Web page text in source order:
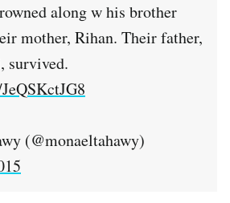
along w his brother
mother, Rihan. Their father,
survived.
(@monaeltahawy)